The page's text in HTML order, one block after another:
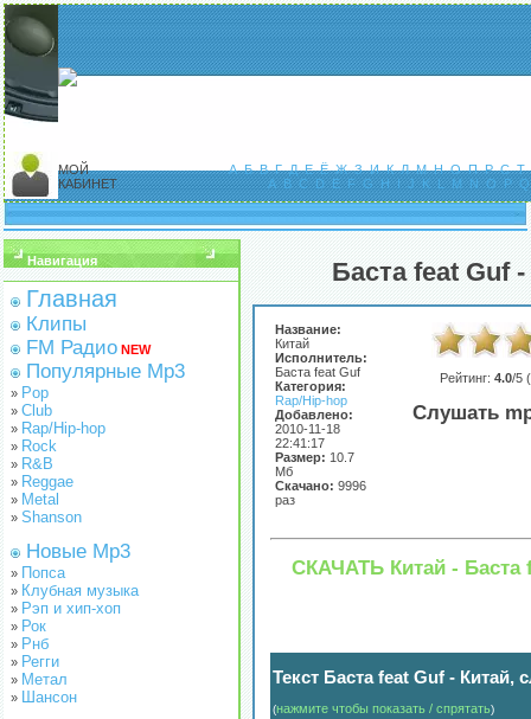
МОЙ
КАБИНЕТ
А Б В Г Д Е Ё Ж З И К Л М Н О П Р С Т
A B C D E F G H I J K L M N O P Q
Навигация
Главная
Клипы
FM Радио NEW
Популярные Mp3
» Pop
» Club
» Rap/Hip-hop
» Rock
» R&B
» Reggae
» Metal
» Shanson
Новые Mp3
» Попса
» Клубная музыка
» Рэп и хип-хоп
» Рок
» Рнб
» Регги
» Метал
» Шансон
Баста feat Guf
Название:
Китай
Исполнитель:
Баста feat Guf
Категория:
Rap/Hip-hop
Добавлено:
2010-11-18
22:41:17
Размер: 10.7
Мб
Скачано: 9996
раз
Рейтинг: 4.0/5 (
Слушать
СКАЧАТЬ Китай - Баста
Текст Баста feat Guf - Китай,
(нажмите чтобы показать / спрятать)